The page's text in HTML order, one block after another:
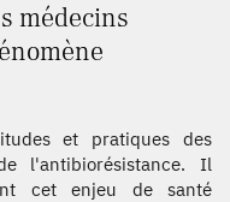
médecins
et pratiques des
l'antibiorésistance. Il
cet enjeu de santé